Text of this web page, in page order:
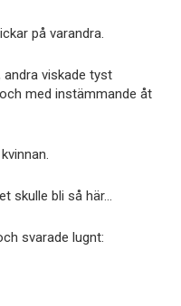
på varandra.
viskade tyst
med instämmande åt
skulle bli så här…
svarade lugnt: